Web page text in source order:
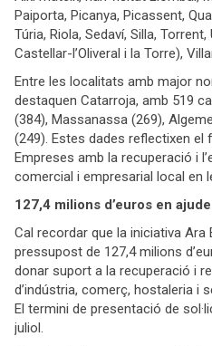
Paiporta, Picanya, Picassent,
Túria, Riola, Sedaví, Silla,
Castellar-l’Oliveral i la Torre),
Entre les localitats amb major
destaquen Catarroja, amb 519
(384), Massanassa (269),
(249). Estes dades reflectixen
Empreses amb la recuperació i
comercial i empresarial local en
127,4 milions d’euros en
Cal recordar que la iniciativa
pressupost de 127,4 milions
donar suport a la recuperació i
d’indústria, comerç, hostaleria i
El termini de presentació de
juliol.